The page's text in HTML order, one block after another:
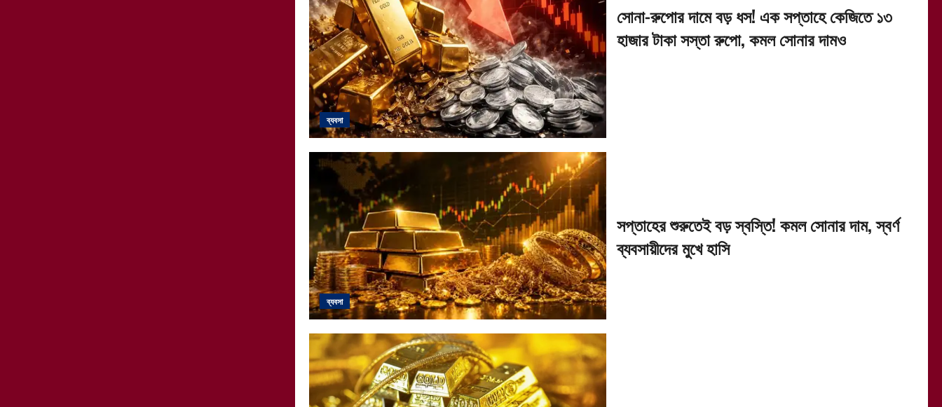
ব্যবসা
সোনা-রুপোর দামে বড় ধস! এক সপ্তাহে কেজিতে ১৩
হাজার টাকা সস্তা রুপো, কমল সোনার দামও
ব্যবসা
সপ্তাহের শুরুতেই বড় স্বস্তি! কমল সোনার দাম, স্বর্ণ
ব্যবসায়ীদের মুখে হাসি